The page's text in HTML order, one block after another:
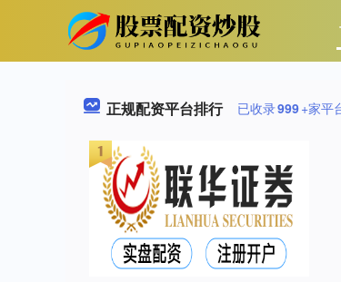
正规配资平台排行 已收录999+家平